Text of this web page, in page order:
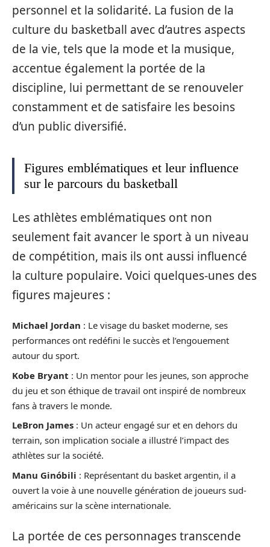
personnel et la solidarité. La fusion de la
culture du basketball avec d’autres aspects
de la vie, tels que la mode et la musique,
accentue également la portée de la
discipline, lui permettant de se renouveler
constamment et de satisfaire les besoins
d’un public diversifié.
Figures emblématiques et leur influence
sur le parcours du basketball
Les athlètes emblématiques ont non
seulement fait avancer le sport à un niveau
de compétition, mais ils ont aussi influencé
la culture populaire. Voici quelques-unes des
figures majeures :
Michael Jordan : Le visage du basket moderne, ses
performances ont redéfini le succès et l’engouement
autour du sport.
Kobe Bryant : Un mentor pour les jeunes, son approche
du jeu et son éthique de travail ont inspiré de nombreux
fans à travers le monde.
LeBron James : Un acteur engagé sur et en dehors du
terrain, son implication sociale a illustré l’impact des
athlètes sur la société.
Manu Ginóbili : Représentant du basket argentin, il a
ouvert la voie à une nouvelle génération de joueurs sud-
américains sur la scène internationale.
La portée de ces personnages transcende